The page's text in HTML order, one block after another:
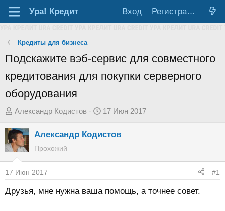
Ура! Кредит Вход Регистрация
Кредиты для бизнеса
Подскажите вэб-сервис для совместного
кредитования для покупки серверного
оборудования
А
т
о
р
т
е
м
Александр Кодистов
Д
т
ч
а
17 Июн 2017
Александр Кодистов
Прохожий
17 Июн 2017 #1
Друзья, мне нужна ваша помощь, а точнее совет.